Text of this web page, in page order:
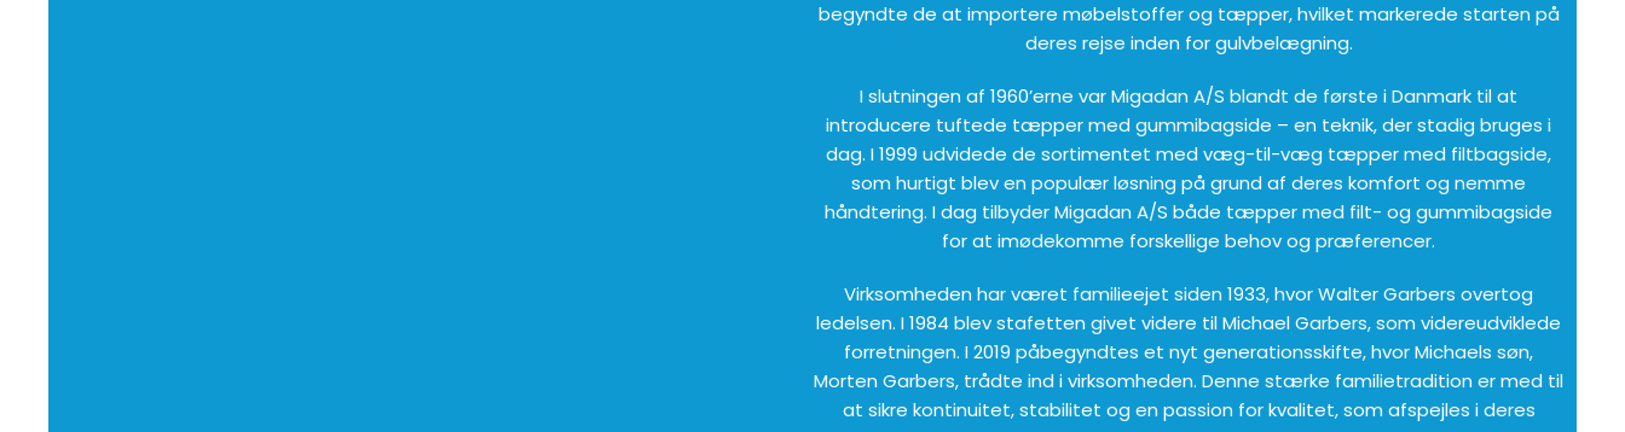
begyndte de at importere møbelstoffer og tæpper, hvilket markerede starten på
deres rejse inden for gulvbelægning.
I slutningen af 1960’erne var Migadan A/S blandt de første i Danmark til at
introducere tuftede tæpper med gummibagside – en teknik, der stadig bruges i
dag. I 1999 udvidede de sortimentet med væg-til-væg tæpper med filtbagside,
som hurtigt blev en populær løsning på grund af deres komfort og nemme
håndtering. I dag tilbyder Migadan A/S både tæpper med filt- og gummibagside
for at imødekomme forskellige behov og præferencer.
Virksomheden har været familieejet siden 1933, hvor Walter Garbers overtog
ledelsen. I 1984 blev stafetten givet videre til Michael Garbers, som videreudviklede
forretningen. I 2019 påbegyndtes et nyt generationsskifte, hvor Michaels søn,
Morten Garbers, trådte ind i virksomheden. Denne stærke familietradition er med til
at sikre kontinuitet, stabilitet og en passion for kvalitet, som afspejles i deres